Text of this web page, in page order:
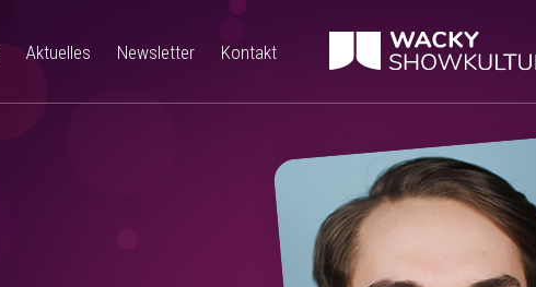
Aktuelles Newsletter Kontakt